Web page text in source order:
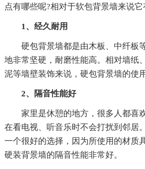
点有哪些呢?相对于软包背景墙来说
1、经久耐用
硬包背景墙都是由木板、中纤板
地非常坚硬，耐磨性能高。相对墙纸
泥等墙壁装饰来说，硬包背景墙的使
2、隔音性能好
家里是休憩的地方，很多人都喜
在看电视、听音乐时不会打扰到邻居
一个很好的选择，因为所使用的材质
硬装背景墙的隔音性能非常好。